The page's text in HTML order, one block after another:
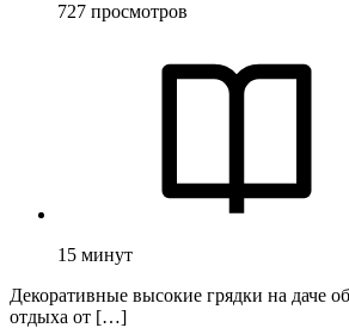
727 просмотров
15 минут
Декоративные высокие грядки на даче
отдыха от […]